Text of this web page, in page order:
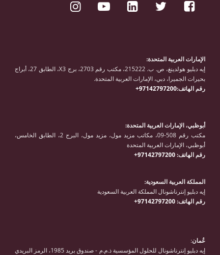
الإمارات العربية المتحدة:
إيه دبليو هولدينغ، ص. ب. 215222، مكتب رقم 2703، برج X3، الطابق 27، أبراج
بحيرات الجميرا، دبي، الإمارات العربية المتحدة.
رقم الهاتف:97142797200+
أبوظبي، الإمارات العربية المتحدة:
مكتب رقم 508-09، مكاتب مزيد مول، مزيد مول، البرج 2، الطابق الخامس،
أبوظبي، الإمارات العربية المتحدة
رقم الهاتف:
المملكة العربية السعودية:
إيه دبليو إنترناشونال المملكة العربية السعودية
رقم الهاتف:97142797200+
عُمان:
إيه دبليو إنترناشونال للحلول المؤسسية ذ.م.م - صندوق بريد 1985، الرمز البريدي